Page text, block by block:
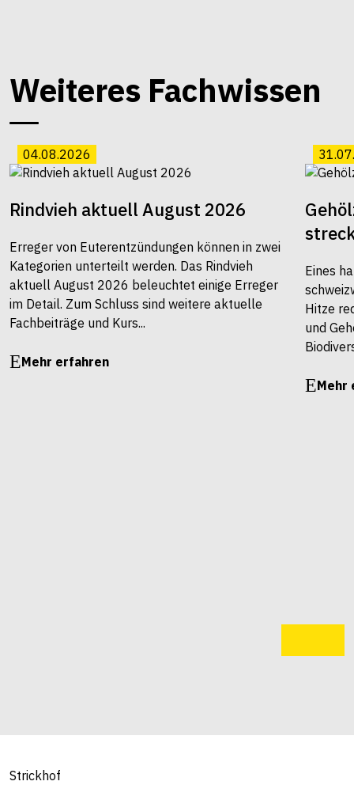
Weiteres Fachwissen
04.08.2026
Rindvieh aktuell August 2026
Erreger von Euterentzündungen können in zwei
Kategorien unterteilt werden. Das Rindvieh
aktuell August 2026 beleuchtet einige Erreger
im Detail. Zum Schluss sind weitere aktuelle
Fachbeiträge und Kurs...
Mehr erfahren
Eines
Hitze
und
Mehr
Strickhof